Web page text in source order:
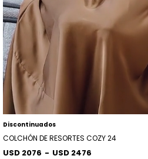
Discontinuados
COLCHÓN DE RESORTES COZY 24
USD 2076 - USD 2476